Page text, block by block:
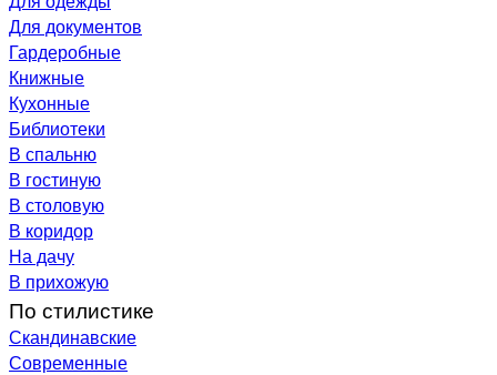
Для документов
Гардеробные
Книжные
Кухонные
Библиотеки
В спальню
В гостиную
В столовую
В коридор
На дачу
В прихожую
По стилистике
Скандинавские
Современные